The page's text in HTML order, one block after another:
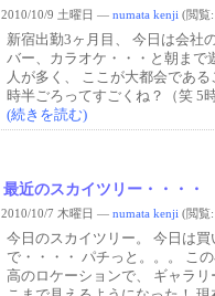
2010/10/9 土曜日 — numata kenji (閲覧
新宿出勤3ヶ月目、 今日は会社
バー、カラオケ・・・と朝まで
人が多く、 ここが大都会であ
時半ごろってすごくね？（笑 5
(続きを読む)
最近のスカイツリー・・・・
2010/10/7 木曜日 — numata kenji (閲覧
今日のスカイツリー。 今日は
で・・・・ パチっと。。。 こ
高のロケーションで、 ギャラ